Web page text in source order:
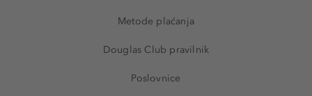
Metode plaćanja
Douglas Club pravilnik
Poslovnice